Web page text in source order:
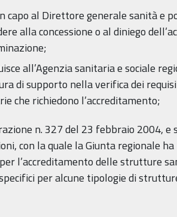
capo al Direttore generale sanità e
alla concessione o al diniego
all’Agenzia sanitaria e sociale
di supporto nella verifica dei
che richiedono l’accreditamento;
n. 327 del 23 febbraio 2004, e
con la quale la Giunta regionale
l’accreditamento delle strutture
per alcune tipologie di